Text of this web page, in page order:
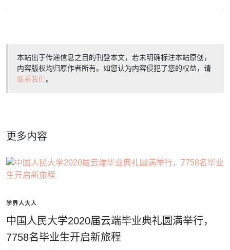
本站出于传递信息之目的刊登本文，若未明确标注本站原创，
内容版权均归原作者所有。如您认为内容侵犯了您的权益，请
联系我们。
更多内容
学界人大人
中国人民大学2020届云端毕业典礼圆满举行，
7758名毕业生开启新旅程